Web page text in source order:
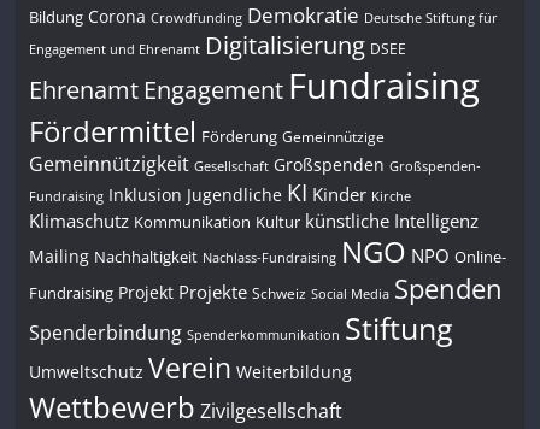
Bildung Corona Crowdfunding Demokratie Deutsche Stiftung für
Engagement und Ehrenamt Digitalisierung DSEE
Ehrenamt Engagement Fundraising
Fördermittel Förderung Gemeinnützige
Gemeinnützigkeit Gesellschaft Großspenden Großspenden-
Fundraising Inklusion Jugendliche KI Kinder Kirche
Klimaschutz Kommunikation Kultur künstliche Intelligenz
Mailing Nachhaltigkeit Nachlass-Fundraising NGO NPO Online-
Fundraising Projekt Projekte Schweiz Social Media Spenden
Spenderbindung Spenderkommunikation Stiftung
Umweltschutz Verein Weiterbildung
Wettbewerb Zivilgesellschaft